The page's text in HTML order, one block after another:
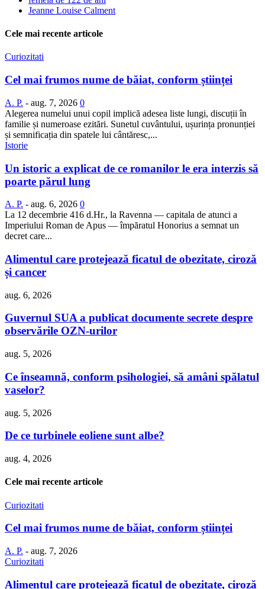
Jeanne Louise Calment
Cele mai recente articole
Curiozitati
Cel mai frumos nume de băiat, conform științei
A. P. - aug. 7, 2026 0
Alegerea numelui unui copil implică adesea liste lungi, discuții în
familie și numeroase ezitări. Sunetul cuvântului, ușurința pronunției
și semnificația din spatele lui cântăresc,...
Istorie
Un istoric a explicat de ce romanilor le era interzis să
poarte părul lung
A. P. - aug. 6, 2026 0
La 12 decembrie 416 d.Hr., la Ravenna — capitala de atunci a
Imperiului Roman de Apus — împăratul Honorius a semnat un
decret care...
Alimentul care protejează ficatul de obezitate, ciroză
și cancer
aug. 6, 2026
Guvernul SUA a publicat documente secrete despre
observările OZN-urilor
aug. 5, 2026
Ce înseamnă, conform psihologiei, să amâni spălatul
vaselor?
aug. 5, 2026
De ce turbinele eoliene sunt albe?
aug. 4, 2026
Cele mai recente articole
Curiozitati
Cel mai frumos nume de băiat, conform științei
A. P. - aug. 7, 2026
Curiozitati
Alimentul care protejează ficatul de obezitate, ciroză